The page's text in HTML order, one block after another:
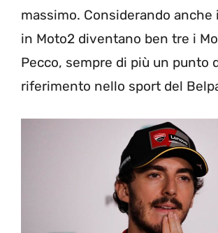
massimo. Considerando anche
in Moto2 diventano ben tre i
Pecco, sempre di più un punto
riferimento nello sport del